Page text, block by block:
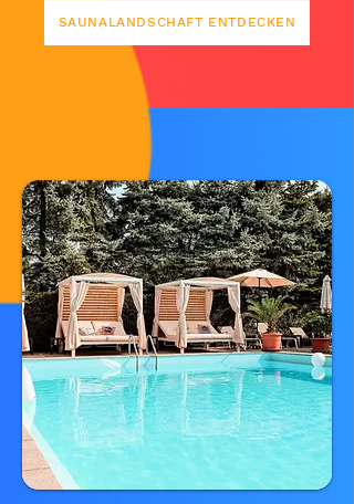
SAUNALANDSCHAFT ENTDECKEN